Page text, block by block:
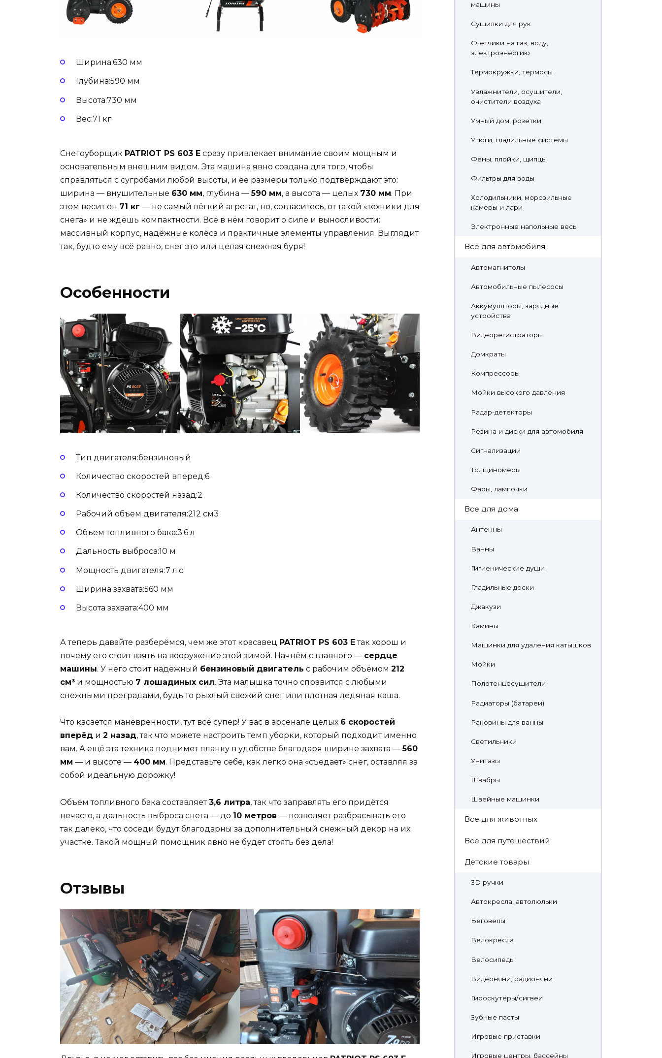
Ширина:630 мм
Глубина:590 мм
Высота:730 мм
Вес:71 кг
Снегоуборщик PATRIOT PS 603 E сразу привлекает внимание своим мощным и
основательным внешним видом. Эта машина явно создана для того, чтобы
справляться с сугробами любой высоты, и её размеры только подтверждают это:
ширина — внушительные 630 мм, глубина —590 мм, а высота — целых 730 мм. При
этом весит он 71 кг — не самый лёгкий агрегат, но, согласитесь, от такой «техники для
снега» и не ждёшь компактности. Всё в нём говорит о силе и выносливости:
массивный корпус, надёжные колёса и практичные элементы управления. Выглядит
так, будто ему всё равно, снег это или целая снежная буря!
Особенности
Тип двигателя:бензиновый
Количество скоростей вперед:6
Количество скоростей назад:2
Рабочий объем двигателя:212 см3
Объем топливного бака:3.6 л
Дальность выброса:10 м
Мощность двигателя:7 л.с.
Ширина захвата:560 мм
Высота захвата:400 мм
А теперь давайте разберёмся, чем же этот красавец PATRIOT PS 603 Eтак хорош и
почему его стоит взять на вооружение этой зимой. Начнём с главного — сердце
машины. У него стоит надёжный бензиновый двигатель с рабочим объёмом 212
см³ и мощностью 7 лошадиных сил. Эта малышка точно справится с любыми
снежными преградами, будь то рыхлый свежий снег или плотная ледяная каша.
Что касается манёвренности, тут всё супер! У вас в арсенале целых 6 скоростей
вперёд и 2 назад, так что можете настроить темп уборки, который подходит именно
вам. А ещё эта техника поднимет планку в удобстве благодаря ширине захвата —560
мм — и высоте — 400 мм. Представьте себе, как легко она «съедает» снег, оставляя за
собой идеальную дорожку!
Объем топливного бака составляет3,6 литра, так что заправлять его придётся
нечасто, а дальность выброса снега — до 10 метров — позволяет разбрасывать его
так далеко, что соседи будут благодарны за дополнительный снежный декор на их
участке. Такой мощный помощник явно не будет стоять без дела!
Отзывы
машины
Сушилки для рук
Счетчики на газ, воду,
электроэнергию
Термокружки, термосы
Увлажнители, осушители,
очистители воздуха
Умный дом, розетки
Утюги, гладильные системы
Фены, плойки, щипцы
Фильтры для воды
Холодильники, морозильные
камеры и лари
Электронные напольные весы
Всё для автомобиля
Автомагнитолы
Автомобильные пылесосы
Аккумуляторы, зарядные
устройства
Видеорегистраторы
Домкраты
Компрессоры
Мойки высокого давления
Радар-детекторы
Резина и диски для автомобиля
Сигнализации
Толщиномеры
Фары, лампочки
Все для дома
Антенны
Ванны
Гигиенические души
Гладильные доски
Джакузи
Камины
Машинки для удаления катышков
Мойки
Полотенцесушители
Радиаторы (батареи)
Раковины для ванны
Светильники
Унитазы
Швабры
Швейные машинки
Все для животных
Все для путешествий
Детские товары
3D ручки
Автокресла, автолюльки
Беговелы
Велокресла
Велосипеды
Видеоняни, радионяни
Гироскутеры/сигвеи
Зубные пасты
Игровые приставки
Игровые центры, бассейны